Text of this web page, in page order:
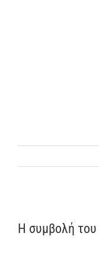
Η συμβολή του